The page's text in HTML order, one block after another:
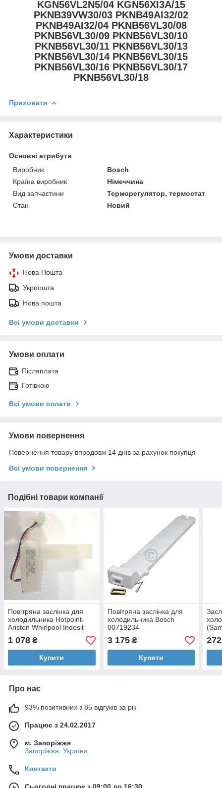
KGN56VL2N5/04 KGN56XI3A/15
PKNB39VW30/03 PKNB49AI32/02
PKNB49AI32/04 PKNB56VL30/08
PKNB56VL30/09 PKNB56VL30/10
PKNB56VL30/11 PKNB56VL30/13
PKNB56VL30/14 PKNB56VL30/15
PKNB56VL30/16 PKNB56VL30/17
PKNB56VL30/18
Приховати
Характеристики
Основні атрибути
Виробник
Bosch
Країна виробник
Німеччина
Вид запчастини
Терморегулятор, термостат
Стан
Новий
Умови доставки
Нова Пошта
Укрпошта
Нова пошта
Всі умови доставки
Умови оплати
Післяплата
Готівкою
Всі умови оплати
Умови повернення
Повернення товару впродовж 14 днів за рахунок покупця
Всі умови повернення
Подібні товари компанії
Повітряна заслінка для
холодильника Hotpoint-
Ariston Whirlpool Indesit
оригінал C00536747
1 078 ₴
Купити
Повітряна заслінка для
холодильника Bosch
00719234
3 175₴
Купити
272
Про нас
93% позитивних з 85 відгуків за рік
Працює з 24.02.2017
м. Запоріжжя
Запоріжжя, Україна
Контакти